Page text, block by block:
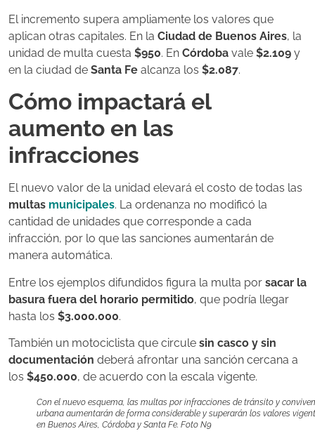
El incremento supera ampliamente los valores que
aplican otras capitales. En la Ciudad de Buenos Aires, la
unidad de multa cuesta $950. En Córdoba vale $2.109 y
en la ciudad de Santa Fe alcanza los $2.087.
Cómo impactará el
aumento en las
infracciones
El nuevo valor de la unidad elevará el costo de todas las
multas municipales. La ordenanza no modificó la
cantidad de unidades que corresponde a cada
infracción, por lo que las sanciones aumentarán de
manera automática.
Entre los ejemplos difundidos figura la multa por sacar la
basura fuera del horario permitido, que podría llegar
hasta los $3.000.000.
También un motociclista que circule sin casco y sin
documentación deberá afrontar una sanción cercana a
los $450.000, de acuerdo con la escala vigente.
Con el nuevo esquema, las multas por infracciones de tránsito y
urbana aumentarán de forma considerable y superarán los valores
en Buenos Aires, Córdoba y Santa Fe. Foto N9